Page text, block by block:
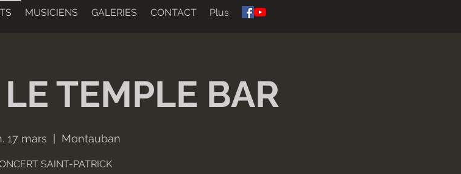
MUSICIENS GALERIES CONTACT Plus
TEMPLE BAR
17 mars Montauban
SAINT-PATRICK